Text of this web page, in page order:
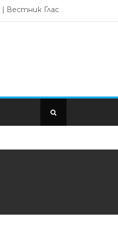
| Вестник Глас